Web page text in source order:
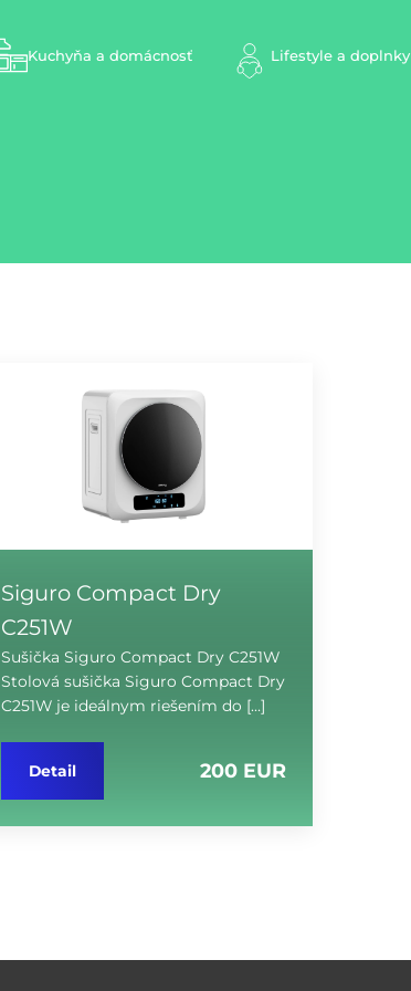
Kuchyňa a domácnosť Lifestyle a doplnky
Siguro Compact Dry
C251W
Sušička Siguro Compact Dry C251W
Stolová sušička Siguro Compact Dry
C251W je ideálnym riešením do […]
Detail 200 EUR